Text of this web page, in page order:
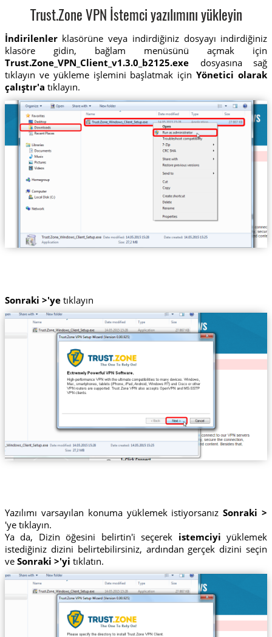
Trust.Zone VPN İstemci yazılımını yükleyin
İndirilenlerklasörüne veya indirdiğiniz dosyayı indirdiğiniz
klasöre gidin, bağlam menüsünü açmak için
Trust.Zone_VPN_Client_v1.3.0_b2125.exedosyasına sağ
tıklayın ve yükleme işlemini başlatmak içinYönetici olarak
çalıştır'a tıklayın.
Sonraki >'yetıklayın
Yazılımı varsayılan konuma yüklemek istiyorsanızSonraki >
'ye tıklayın.
Ya da, Dizin öğesini belirtin'i seçerek istemciyi yüklemek
istediğiniz dizini belirtebilirsiniz, ardından gerçek dizini seçin
ve Sonraki >'yi tıklatın.